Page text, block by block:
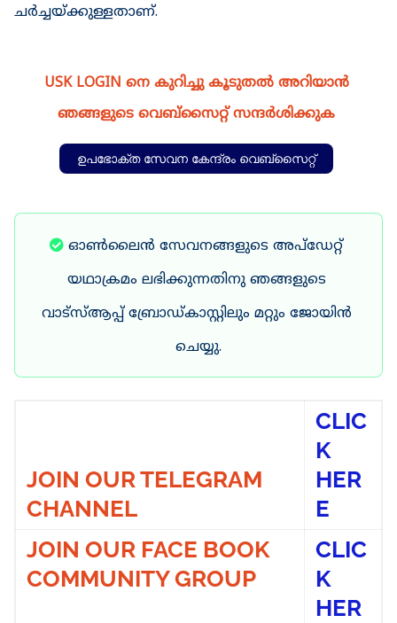
ചർച്ചയ്ക്കുള്ളതാണ്.
USK LOGIN നെ കുറിച്ചു കൂടുതൽ അറിയാൻ
ഞങ്ങളുടെ വെബ്സൈറ്റ് സന്ദർശിക്കുക
ഉപഭോക്ത സേവന കേന്ദ്രം വെബ്സൈറ്റ്
ഓൺലൈൻ സേവനങ്ങളുടെ അപ്ഡേറ്റ്
യഥാക്രമം ലഭിക്കുന്നതിനു ഞങ്ങളുടെ
വാട്സ്ആപ്പ് ബ്രോഡ്‌കാസ്റ്റിലും മറ്റും ജോയിൻ
ചെയ്യു.
JOIN OUR TELEGRAM
CHANNEL
CLIC
K
HER
E
JOIN OUR FACE BOOK
COMMUNITY GROUP
CLIC
K
HER